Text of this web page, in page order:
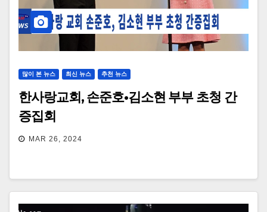
많이 본 뉴스 최신 뉴스 추천 뉴스
한사랑교회, 손준호•김소현 부부 초청 간
증집회
MAR 26, 2024